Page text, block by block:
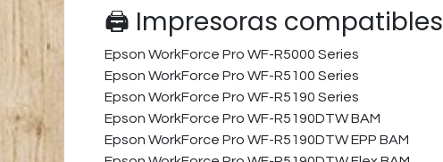
🖨️ Impresoras compatibles
Epson WorkForce Pro WF-R5000 Series​
Epson WorkForce Pro WF-R5100 Series​
Epson WorkForce Pro WF-R5190 Series​
Epson WorkForce Pro WF-R5190DTW BAM​
Epson WorkForce Pro WF-R5190DTW EPP BAM​